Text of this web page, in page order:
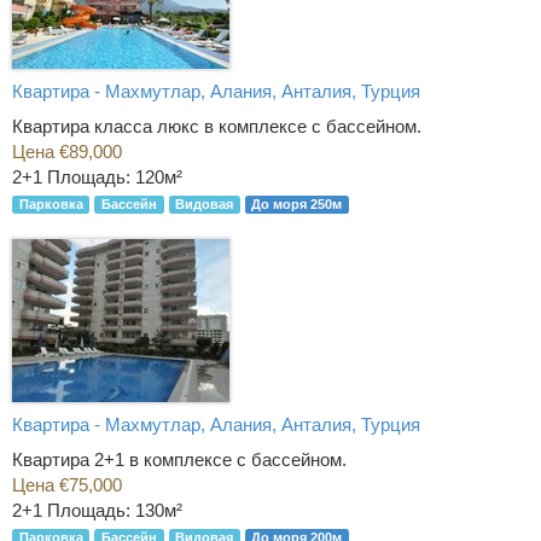
Квартира - Махмутлар, Алания, Анталия, Турция
Квартира класса люкс в комплексе с бассейном.
Цена €89,000
2+1 Площадь: 120м²
Парковка Бассейн Видовая До моря 250м
Квартира - Махмутлар, Алания, Анталия, Турция
Квартира 2+1 в комплексе с бассейном.
Цена €75,000
2+1 Площадь: 130м²
Парковка Бассейн Видовая До моря 200м